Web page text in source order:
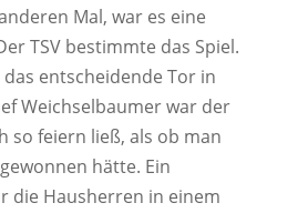
Mal, war es eine
TSV bestimmte das Spiel.
entscheidende Tor in
Weichselbaumer war der
so feiern ließ, als ob man
hätte. Ein
die Hausherren in einem